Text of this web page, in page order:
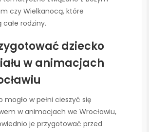
czy Wielkanocą, które
rodziny.
dziecko
w animacjach
mogło w pełni cieszyć się
w animacjach we Wrocławiu,
je przygotować przed